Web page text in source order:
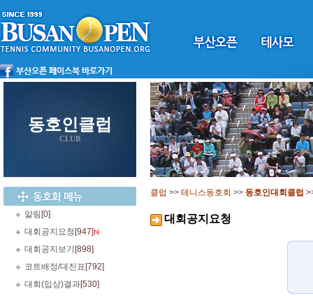
동호인클럽
CLUB
알림 [0]
대회공지요청 [947]
대회공지보기 [898]
코트배정/대진표 [792]
대회(입상)결과[530]
클럽 >> 테니스동호회 >> 동호인대회클럽
대회공지요청